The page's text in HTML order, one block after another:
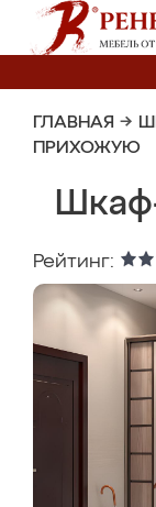
ГЛАВНАЯ →
ПРИХОЖУЮ
Рейтинг: